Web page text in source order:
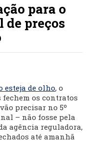
para o
de preços
esteja de olho, o
os contratos
precisar no 5º
– não fosse pela
agência reguladora,
até amanhã